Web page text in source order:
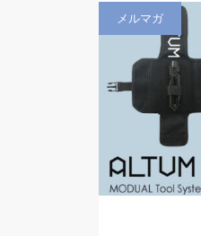
メルマガ